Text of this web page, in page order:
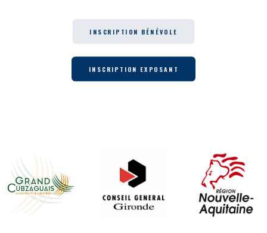
INSCRIPTION BÉNÉVOLE
INSCRIPTION EXPOSANT